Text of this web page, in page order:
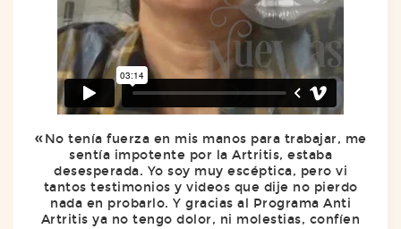
No tenía fuerza en mis manos para trabajar, me
sentía impotente por la Artritis, estaba
desesperada. Yo soy muy escéptica, pero vi
tantos testimonios y videos que dije no pierdo
nada en probarlo. Y gracias al Programa Anti
Artritis ya no tengo dolor, ni molestias, confíen